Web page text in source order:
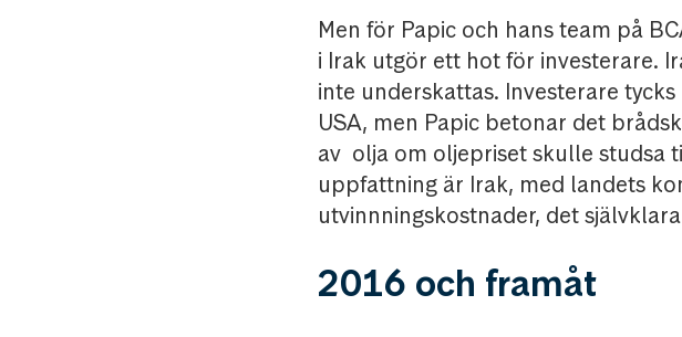
Men för Papic och hans team på
i Irak utgör ett hot för investerare.
inte underskattas. Investerare
USA, men Papic betonar det
av olja om oljepriset skulle studsa
uppfattning är Irak, med landets
utvinnningskostnader, det
2016 och framåt